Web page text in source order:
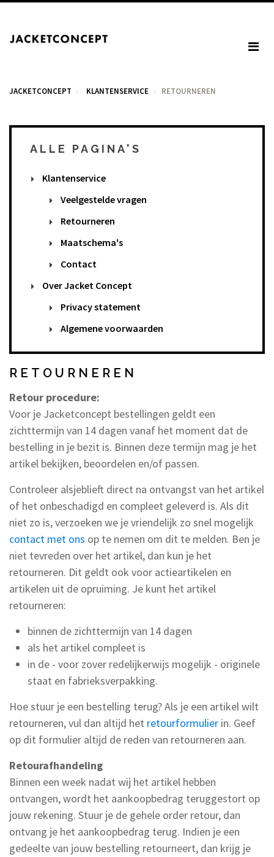
JACKETCONCEPT KLANTENSERVICE RETOURNEREN
WINKELWAGEN
Totaal: € 0,00
ALLE PAGINA'S
Klantenservice
Veelgestelde vragen
Retourneren
Maatschema's
Contact
Over Jacket Concept
Privacy statement
Algemene voorwaarden
RETOURNEREN
Retour procedure:
Voor je Jacketconcept bestellingen geldt een
zichttermijn van 14 dagen vanaf het moment dat de
bestelling in je bezit is. Binnen deze termijn mag je het
artikel bekijken, beoordelen en/of passen.
Controleer alsjeblieft direct na ontvangst van het artikel
of het onbeschadigd en compleet geleverd is. Als dit
niet zo is, verzoeken we je vriendelijk zo snel mogelijk
contact met ons op te nemen om dit te melden. Ben je
niet tevreden over het artikel, dan kun je het
retourneren. Dit geldt ook voor actieartikelen en
artikelen uit de opruiming. Je kunt het artikel
retourneren:
binnen de zichttermijn van 14 dagen
als het artikel compleet is
in de - voor zover redelijkerwijs mogelijk - originele
staat en fabrieksverpakking.
Hoe stuur je een bestelling terug? Als je een artikel wilt
retourneren, vul dan altijd het retourformulier in. Geef
op dit formulier altijd de reden van retourneren aan.
Retourafhandeling
Binnen een week nadat wij het artikel hebben
ontvangen, wordt het aankoopbedrag teruggestort op
jouw rekening. Stuur je de gehele order retour, dan
ontvang je het aankoopbedrag terug. Indien je een
gedeelte van jouw bestelling retourneert, dan krijg je